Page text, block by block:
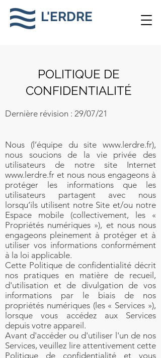
L'ERDRE
POLITIQUE DE
CONFIDENTIALITÉ
Dernière révision : 29/07/21
Nous (l’équipe du site www.lerdre.fr),
nous soucions de la vie privée des
utilisateurs de notre site Internet
www.lerdre.fr et nous nous engageons à
protéger les informations que les
utilisateurs partagent avec nous
lorsqu’ils utilisent notre Site et/ou notre
Espace mobile (collectivement, les «
Propriétés numériques »), et nous nous
engageons pleinement à protéger et à
utiliser vos informations conformément
à la loi applicable.
Cette Politique de confidentialité décrit
nos pratiques en matière de recueil,
d'utilisation et de divulgation de vos
informations par le biais de nos
propriétés numériques (les « Services »),
lorsque vous accédez aux Services
depuis votre appareil.
Avant d'accéder ou d'utiliser l'un de nos
Services, veuillez lire attentivement cette
Politique de confidentialité et vous